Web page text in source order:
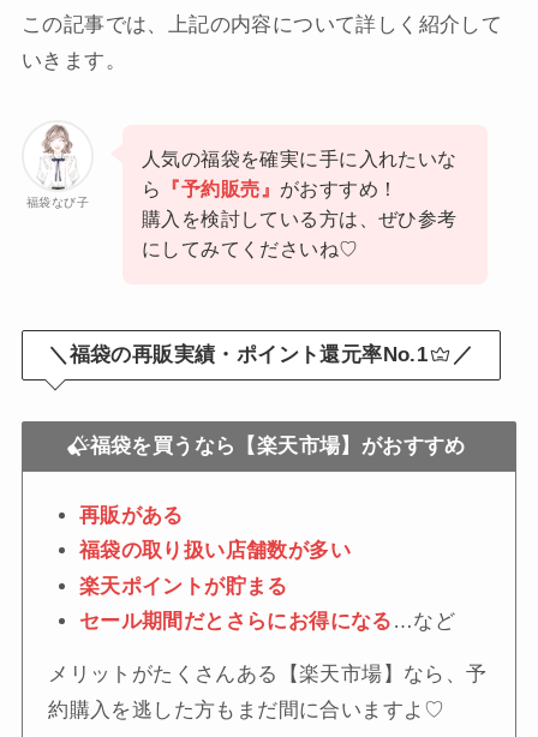
この記事では、上記の内容について詳しく紹介して
いきます。
福袋なび子
人気の福袋を確実に手に入れたいな
ら
『予約販売』 がおすすめ！
購入を検討している方は、ぜひ参考
にしてみてくださいね♡
＼福袋の再販実績・ポイント還元率No.1 ／
福袋を買うなら【楽天市場】がおすすめ
再販がある
福袋の取り扱い店舗数が多い
楽天ポイントが貯まる
セール期間だとさらにお得になる …など
メリットがたくさんある【楽天市場】なら、予
約購入を逃した方もまだ間に合いますよ♡